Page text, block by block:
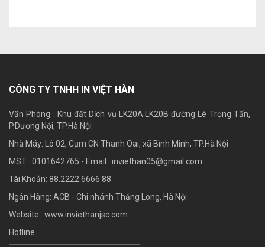
CÔNG TY TNHH IN VIỆT HÀN
Văn Phòng : Khu đất Dịch vụ LK20A.LK20B đường Lê Trọng Tấn,
P.Dương Nội, TP.Hà Nội
Nhà Máy: Lô 02, Cụm CN Thanh Oai, xã Bình Minh, TP.Hà Nội
MST : 0101642765 - Email : inviethan05@gmail.com
Tài Khoản: 88.2222.6666.88
Ngân Hàng: ACB - Chi nhánh Thăng Long, Hà Nội
Website : www.inviethanjsc.com
Hotline